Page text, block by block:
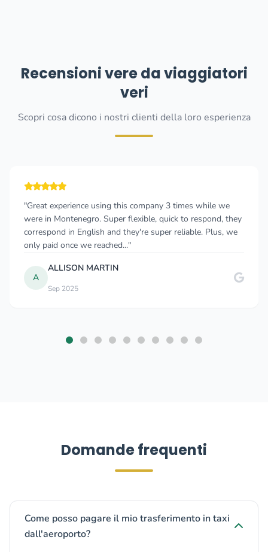
Recensioni vere da viaggiatori
veri
Scopri cosa dicono i nostri clienti della loro esperienza
"Great experience using this company 3 times while we
were in Montenegro. Super flexible, quick to respond, they
correspond in English and they're super reliable. Plus, we
only paid once we reached..."
A
ALLISON MARTIN
Sep 2025
Domande frequenti
Come posso pagare il mio trasferimento in taxi
dall'aeroporto?